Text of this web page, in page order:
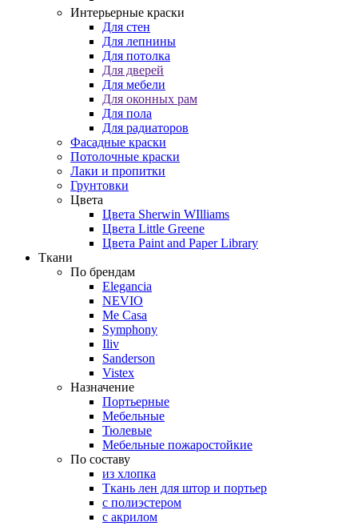
Интерьерные краски
Для стен
Для лепнины
Для потолка
Для дверей
Для мебели
Для оконных рам
Для пола
Для радиаторов
Фасадные краски
Потолочные краски
Лаки и пропитки
Грунтовки
Цвета
Цвета Sherwin WIlliams
Цвета Little Greene
Цвета Paint and Paper Library
Ткани
По брендам
Elegancia
NEVIO
Me Casa
Symphony
Iliv
Sanderson
Vistex
Назначение
Портьерные
Мебельные
Тюлевые
Мебельные пожаростойкие
По составу
из хлопка
Ткань лен для штор и портьер
с полиэстером
с акрилом